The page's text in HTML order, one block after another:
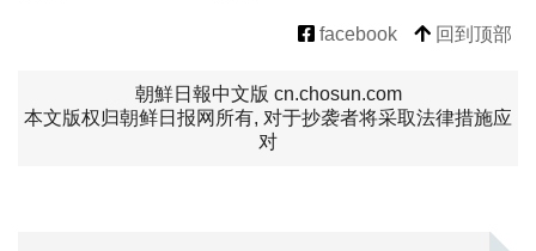
facebook 回到顶部
朝鮮日報中文版 cn.chosun.com
本文版权归朝鲜日报网所有, 对于抄袭者将采取法律措施应
对